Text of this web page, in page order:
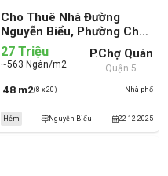
Cho Thuê Nhà Đường
Nguyễn Biểu, Phường Chợ
Quán, Quận 5 (cũ)
Nhà phố
48 m2(8 x 20)
27 Triệu
~563 Ngàn/m2
P.Chợ Quán
Quận 5
22-12-2025
Hẻm Nguyễn Biểu